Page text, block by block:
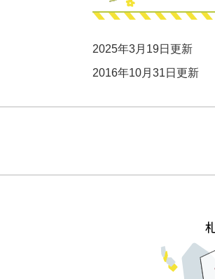
2025年3月19日更新
2016年10月31日更新